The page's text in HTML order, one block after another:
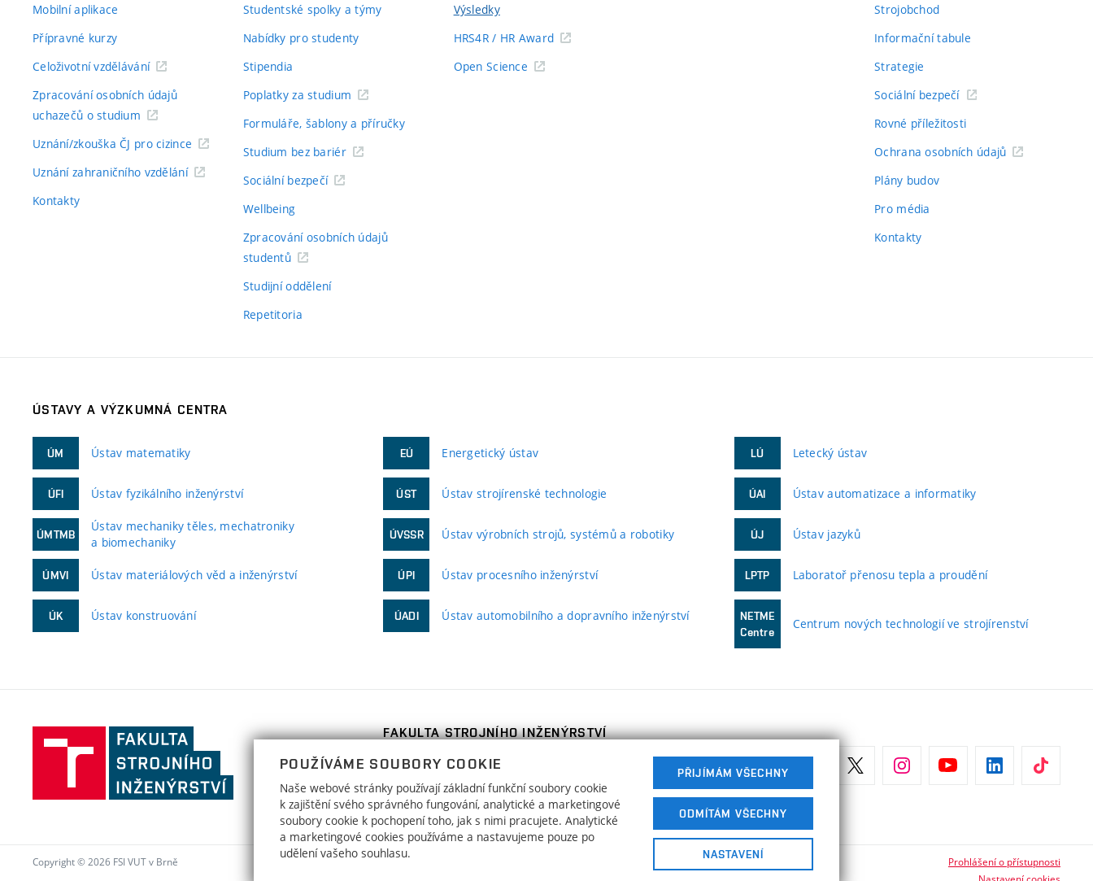
Mobilní aplikace
Přípravné kurzy
Celoživotní vzdělávání
Zpracování osobních údajů
uchazečů o studium
Uznání/zkouška ČJ pro cizince
Uznání zahraničního vzdělání
Kontakty
Studentské spolky a týmy
Nabídky pro studenty
Stipendia
Poplatky za studium
Formuláře, šablony a příručky
Studium bez bariér
Sociální bezpečí
Wellbeing
Zpracování osobních údajů
studentů
Studijní oddělení
Repetitoria
Výsledky
HRS4R / HR Award
Open Science
Strojobchod
Informační tabule
Strategie
Sociální bezpečí
Rovné příležitosti
Ochrana osobních údajů
Plány budov
Pro média
Kontakty
ÚSTAVY A VÝZKUMNÁ CENTRA
ÚM Ústav matematiky
ÚFI Ústav fyzikálního inženýrství
ÚMTMB
Ústav mechaniky těles, mechatroniky
a biomechaniky
ÚMVI Ústav materiálových věd a inženýrství
ÚK Ústav konstruování
EÚ Energetický ústav
ÚST Ústav strojírenské technologie
ÚVSSR Ústav výrobních strojů, systémů a robotiky
ÚPI Ústav procesního inženýrství
ÚADI Ústav automobilního a dopravního inženýrství
LÚ Letecký ústav
ÚAI Ústav automatizace a informatiky
ÚJ Ústav jazyků
LPTP Laboratoř přenosu tepla a proudění
NETME
Centre
Centrum nových technologií ve strojírenství
Fakulta
inženýrství,
Vysoké
technické
FAKULTA STROJNÍHO INŽENÝRSTVÍ
Technická 2896/2
616 69 Brno
info@fme.vutbr.cz
Copyright © 2026 FSI VUT v Brně
Prohlášení o přístupnosti
POUŽÍVÁME SOUBORY COOKIE
Naše webové stránky používají základní funkční soubory cookie
k zajištění svého správného fungování, analytické a marketingové
soubory cookie k pochopení toho, jak s nimi pracujete. Analytické
a marketingové cookies používáme a nastavujeme pouze po
udělení vašeho souhlasu.
PŘIJÍMÁM VŠECHNY
ODMÍTÁM VŠECHNY
NASTAVENÍ